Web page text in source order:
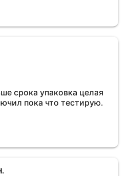
срока упаковка целая
пока что тестирую.